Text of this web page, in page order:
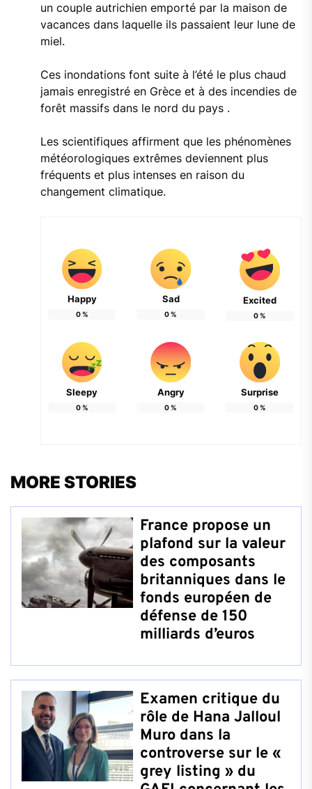
un couple autrichien emporté par la maison de
vacances dans laquelle ils passaient leur lune de
miel.
Ces inondations font suite à l’été le plus chaud
jamais enregistré en Grèce et à des incendies de
forêt massifs dans le nord du pays .
Les scientifiques affirment que les phénomènes
météorologiques extrêmes deviennent plus
fréquents et plus intenses en raison du
changement climatique.
Happy
0%
Sad
0%
Excited
0%
Sleepy
0%
Angry
0%
Surprise
0%
MORE STORIES
France propose un
plafond sur la valeur
des composants
britanniques dans le
fonds européen de
défense de 150
milliards d’euros
Examen critique du
rôle de Hana Jalloul
Muro dans la
controverse sur le «
grey listing » du